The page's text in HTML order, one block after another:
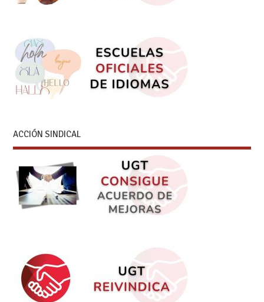
ACCIÓN SINDICAL